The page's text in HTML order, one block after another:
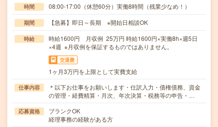
時間 08:00-17:00（休憩60分）実働8時間（残業少なめ！）
期間 【急募】即日～長期 ※開始日相談OK
時給
時給1600円 月収例 25万円 時給1600円×実働8h×週5日
×4週 ※月収例を保証するものではありません。
交通費
1ヶ月3万円を上限として実費支給
仕事内容
＊以下お仕事をお願いします・仕訳入力・債権債務、資金
の管理・経費精算・月次、年次決算・税務等の申告・…
応募資格
ブランクOK
経理事務の経験がある方